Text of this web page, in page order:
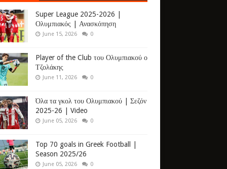
Super League 2025-2026 |
Ολυμπιακός | Ανασκόπηση
June 15, 2026 0
Player of the Club του Ολυμπιακού ο
Τζολάκης
June 11, 2026 0
Όλα τα γκολ του Ολυμπιακού | Σεζόν
2025-26 | Video
June 05, 2026 0
Top 70 goals in Greek Football |
Season 2025/26
June 05, 2026 0